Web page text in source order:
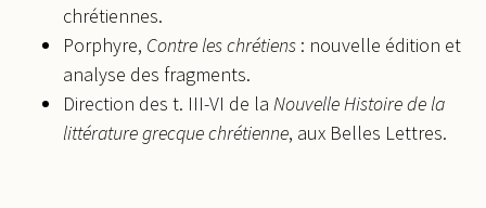
chrétiennes.
Porphyre, Contre les chrétiens : nouvelle édition et
analyse des fragments.
Direction des t. III-VI de la Nouvelle Histoire de la
littérature grecque chrétienne, aux Belles Lettres.